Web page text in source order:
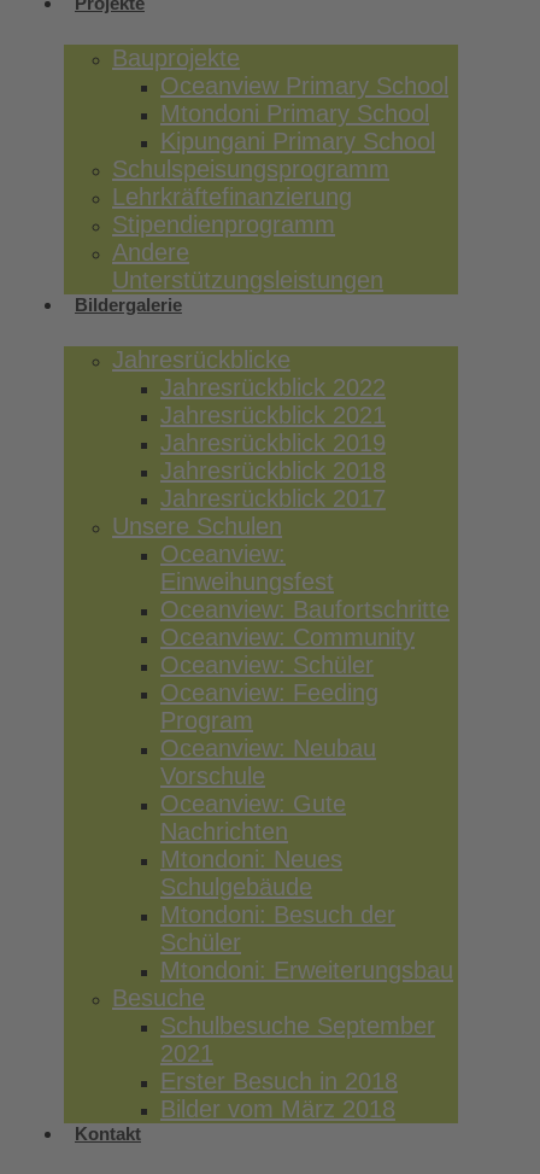
Bauprojekte
Oceanview Primary School
Mtondoni Primary School
Kipungani Primary School
Schulspeisungsprogramm
Lehrkräftefinanzierung
Stipendienprogramm
Andere
Unterstützungsleistungen
Bildergalerie
Jahresrückblicke
Jahresrückblick 2022
Jahresrückblick 2021
Jahresrückblick 2019
Jahresrückblick 2018
Jahresrückblick 2017
Unsere Schulen
Oceanview:
Einweihungsfest
Oceanview: Baufortschritte
Oceanview: Community
Oceanview: Schüler
Oceanview: Feeding
Program
Oceanview: Neubau
Vorschule
Oceanview: Gute
Nachrichten
Mtondoni: Neues
Schulgebäude
Mtondoni: Besuch der
Schüler
Mtondoni: Erweiterungsbau
Besuche
Schulbesuche September
2021
Erster Besuch in 2018
Bilder vom März 2018
Kontakt